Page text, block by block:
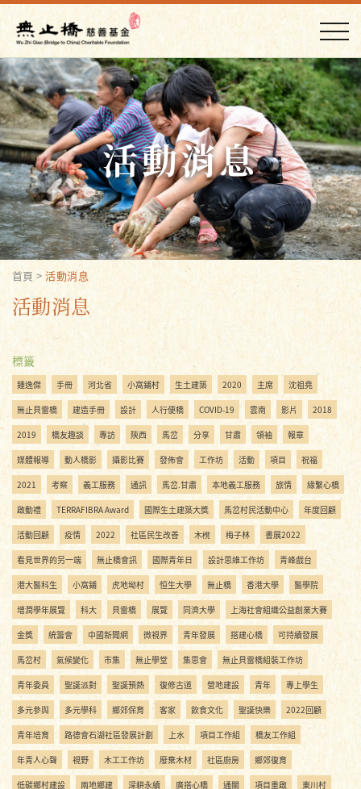
活動消息
首頁 >活動消息
活動消息
標籤
鍾逸傑 手冊 河北省 小窩鋪村 生土建築 2020 主席 沈祖堯
無止貝雷橋 建造手冊 設計 人行便橋 COVID-19 雲南 影片 2018
2019 橋友趣談 專訪 陝西 馬岔 分享 甘肅 領袖 報章
媒體報導 動人橋影 攝影比賽 發佈會 工作坊 活動 項目 祝福
2021 考察 義工服務 通訊 馬岔.甘肅 本地義工服務 旅情 緣繫心橋
啟動禮 TERRAFIBRA Award 國際生土建築大獎 馬岔村民活動中心 年度回顧
活動回顧 疫情 2022 社區民生改善 木櫈 梅子林 書展2022
看見世界的另一端 無止橋會訊 國際青年日 設計思維工作坊 青峰戲台
港大醫科生 小窩鋪 虎地坳村 恒生大學 無止橋 香港大學 醫學院
增潤學年展覽 科大 貝雷橋 展覽 同濟大學 上海社會組織公益創業大賽
金獎 統籌會 中國新聞網 微視界 青年發展 搭建心橋 可持續發展
馬岔村 氣候變化 市集 無止學堂 集思會 無止貝雷橋組裝工作坊
青年委員 聖誕派對 聖誕預熱 復修古道 營地建設 青年 專上學生
多元參與 多元學科 鄉郊保育 客家 飲食文化 聖誕快樂 2022回顧
青年培育 路德會石湖社區發展計劃 上水 項目工作組 橋友工作組
年青人心聲 視野 木工工作坊 廢棄木材 社區廚房 鄉郊復育
低碳鄉村建設 兩地鄉建 深耕永續 廣搭心橋 通關 項目重啟 東川村